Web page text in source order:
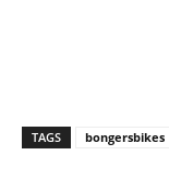
TAGS bongersbikes